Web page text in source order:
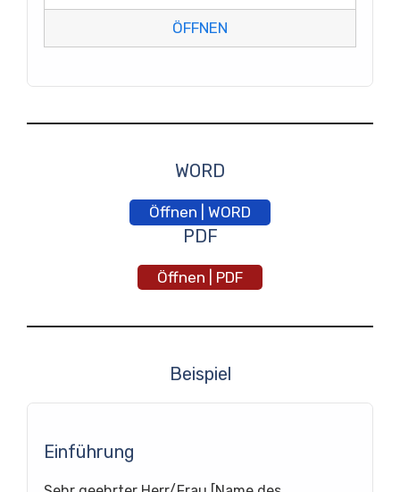
ÖFFNEN
WORD
Öffnen | WORD
PDF
Öffnen | PDF
Beispiel
Einführung